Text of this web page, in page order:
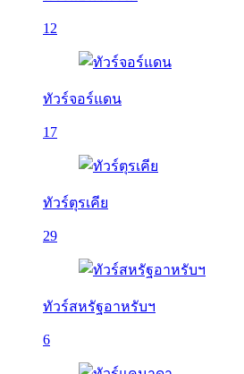
12
ทัวร์จอร์แดน
17
ทัวร์ตุรเคีย
29
ทัวร์สหรัฐอาหรับฯ
6